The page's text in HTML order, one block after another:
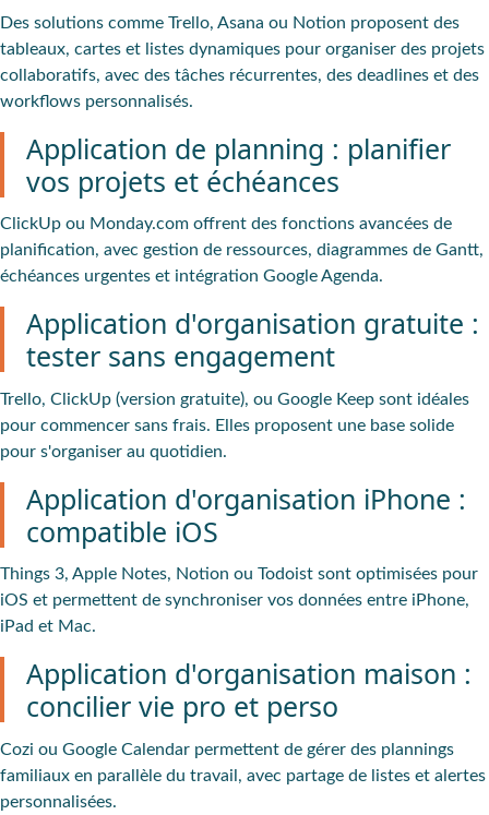
Des solutions comme Trello, Asana ou Notion proposent des
tableaux, cartes et listes dynamiques pour organiser des projets
collaboratifs, avec des tâches récurrentes, des deadlines et des
workflows personnalisés.
Application de planning : planifier
vos projets et échéances
ClickUp ou Monday.com offrent des fonctions avancées de
planification, avec gestion de ressources, diagrammes de Gantt,
échéances urgentes et intégration Google Agenda.
Application d'organisation gratuite :
tester sans engagement
Trello, ClickUp (version gratuite), ou Google Keep sont idéales
pour commencer sans frais. Elles proposent une base solide
pour s'organiser au quotidien.
Application d'organisation iPhone :
compatible iOS
Things 3, Apple Notes, Notion ou Todoist sont optimisées pour
iOS et permettent de synchroniser vos données entre iPhone,
iPad et Mac.
Application d'organisation maison :
concilier vie pro et perso
Cozi ou Google Calendar permettent de gérer des plannings
familiaux en parallèle du travail, avec partage de listes et alertes
personnalisées.